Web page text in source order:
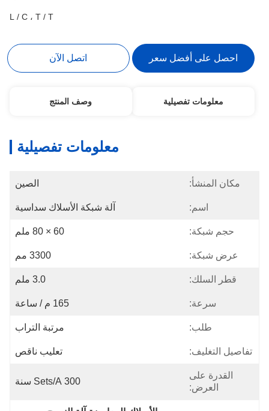
L / C ، T / T
احصل على أفضل سعر اتصل الآن
معلومات تفصيلية وصف المنتج
معلومات تفصيلية
مكان المنشأ: الصين
اسم: آلة شبكة الأسلاك سداسية
حجم شبكة: 60 × 80 ملم
عرض شبكة: 3300 مم
قطر السلك: 3.0 ملم
سرعة: 165 م / ساعة
طلب: مرتبة التراب
تفاصيل التغليف: تعليب ناقص
القدرة على
العرض:
300 Sets/a سنة